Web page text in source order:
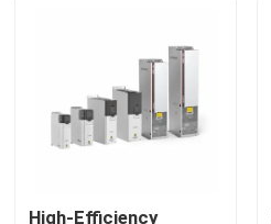
একটি উদ্ধৃতি অনুরোধ করুন
VFD পরিবর্তনশীল ফ্রিকোয়েন্সি ড্রাইভ
High-Efficiency